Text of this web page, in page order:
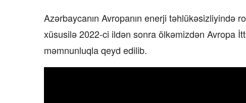
Azərbaycanın Avropanın enerji təhlükəsizliyində
xüsusilə 2022-ci ildən sonra ölkəmizdən Avropa
məmnunluqla qeyd edilib.